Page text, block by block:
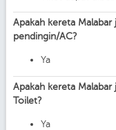
Apakah kereta
pendingin/AC?
Ya
Apakah kereta
Toilet?
Ya